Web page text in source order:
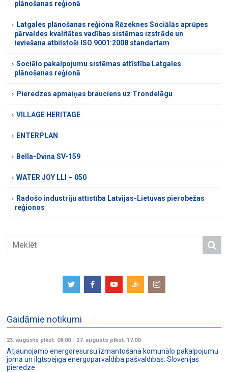
plānošanas reģionā
Latgales plānošanas reģiona Rēzeknes Sociālās aprūpes
pārvaldes kvalitātes vadības sistēmas izstrāde un
ieviešana atbilstoši ISO 9001:2008 standartam
Sociālo pakalpojumu sistēmas attīstība Latgales
plānošanas reģionā
Pieredzes apmaiņas brauciens uz Trondelāgu
VILLAGE HERITAGE
ENTERPLAN
Bella-Dvina SV-159
WATER JOY LLI – 050
Radošo industriju attīstība Latvijas-Lietuvas pierobežas
reģionos
Gaidāmie notikumi
23. augusts plkst. 08:00- 27. augusts plkst. 17:00
Atjaunojamo energoresursu izmantošana komunālo pakalpojumu
jomā un ilgtspējīga energopārvaldība pašvaldībās: Slovēnijas
pieredze